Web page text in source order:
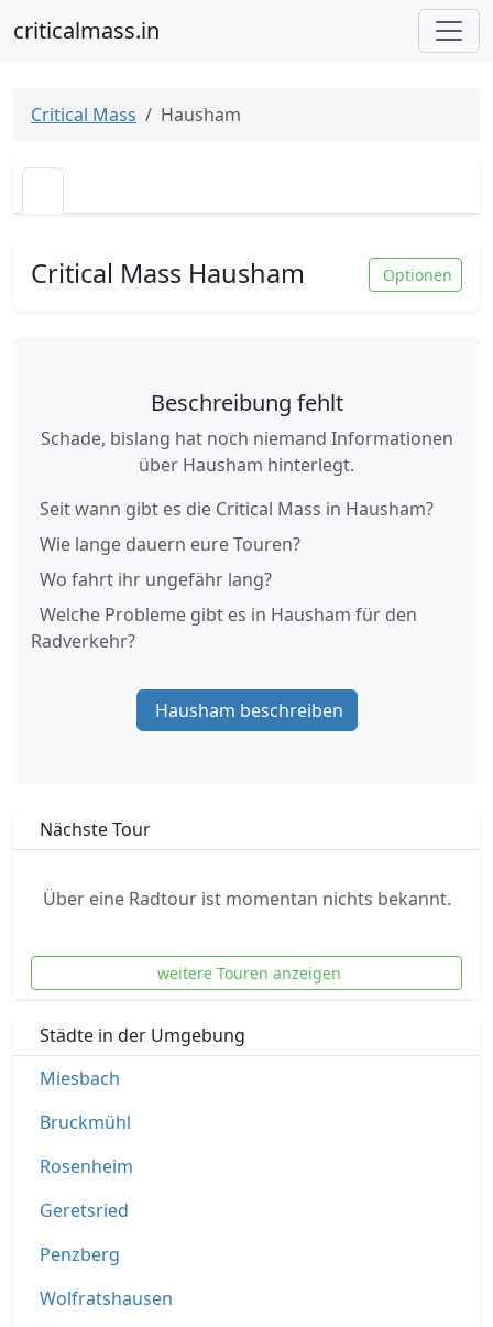
criticalmass.in
Critical Mass Hausham
Critical Mass Hausham Optionen
Beschreibung fehlt
Schade, bislang hat noch niemand Informationen
über Hausham hinterlegt.
Seit wann gibt es die Critical Mass in Hausham?
Wie lange dauern eure Touren?
Wo fahrt ihr ungefähr lang?
Welche Probleme gibt es in Hausham für den
Radverkehr?
Hausham beschreiben
Nächste Tour
Über eine Radtour ist momentan nichts bekannt.
weitere Touren anzeigen
Städte in der Umgebung
Miesbach
Bruckmühl
Rosenheim
Geretsried
Penzberg
Wolfratshausen